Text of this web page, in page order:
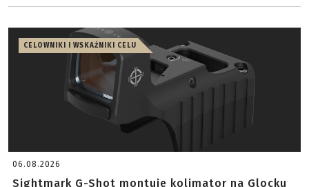
CELOWNIKI I WSKAŹNIKI CELU
06.08.2026
Sightmark G-Shot montuje kolimator na Glocku